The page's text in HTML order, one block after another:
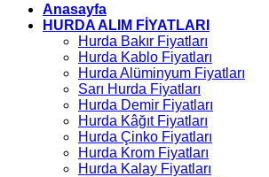
Anasayfa
HURDA ALIM FİYATLARI
Hurda Bakır Fiyatları
Hurda Kablo Fiyatları
Hurda Alüminyum Fiyatları
Sarı Hurda Fiyatları
Hurda Demir Fiyatları
Hurda Kâğıt Fiyatları
Hurda Çinko Fiyatları
Hurda Krom Fiyatları
Hurda Kalay Fiyatları